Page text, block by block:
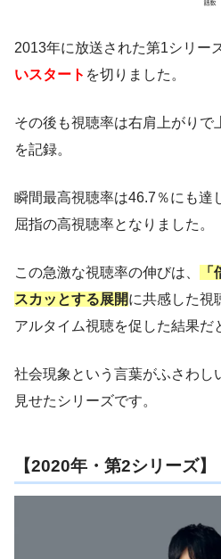
2013年に放送された第1シリー
いスタート を切りました。
その後も視聴率は右肩上がりで
を記録。
瞬間最高視聴率は46.7％にも達
屈指の高視聴率となりました。
この急激な視聴率の伸びは、
スカッとする展開に共感した視
アルタイム視聴を促した結果だ
社会現象という言葉がふさわし
見せたシリーズです。
【2020年・第2シリーズ】